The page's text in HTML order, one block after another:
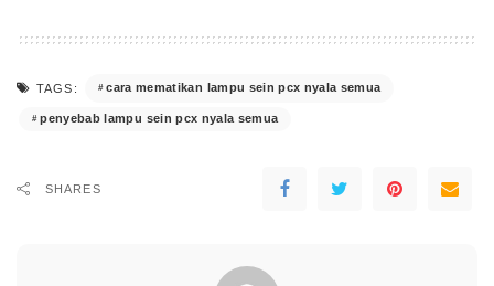
TAGS: cara mematikan lampu sein pcx nyala semua
penyebab lampu sein pcx nyala semua
SHARES